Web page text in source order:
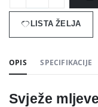
LISTA ŽELJA
OPIS SPECIFIKACIJE
Svježe